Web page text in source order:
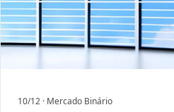
10/12 · Mercado Binário